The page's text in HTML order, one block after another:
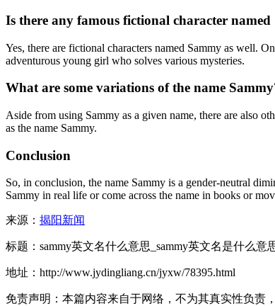
Is there any famous fictional character named
Yes, there are fictional characters named Sammy as well.
adventurous young girl who solves various mysteries.
What are some variations of the name
Aside from using Sammy as a given name, there are also
as the name Sammy.
Conclusion
So, in conclusion, the name Sammy is a gender-neutral
Sammy in real life or come across the name in books or
来源： 揭阳新闻
标题：sammy英文名什么意思_sammy英文名是什么意
地址：http://www.jydingliang.cn/jyxw/78395.html
免责声明：本篇内容来自于网络，不为其真实性负责